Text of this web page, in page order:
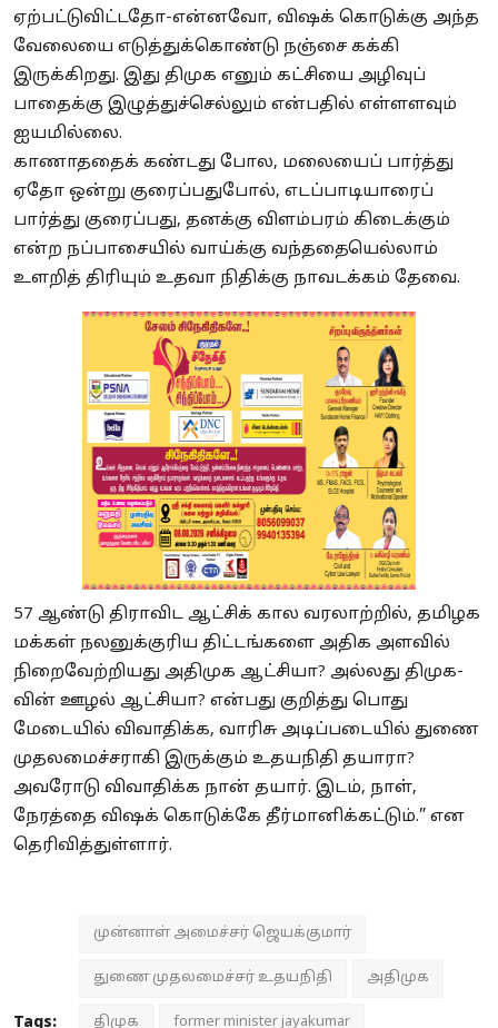
ஏற்பட்டுவிட்டதோ-என்னவோ, விஷக் கொடுக்கு அந்த
வேலையை எடுத்துக்கொண்டு நஞ்சை கக்கி
இருக்கிறது. இது திமுக எனும் கட்சியை அழிவுப்
பாதைக்கு இழுத்துச்செல்லும் என்பதில் எள்ளளவும்
ஐயமில்லை.
காணாததைக் கண்டது போல, மலையைப் பார்த்து
ஏதோ ஒன்று குரைப்பதுபோல், எடப்பாடியாரைப்
பார்த்து குரைப்பது, தனக்கு விளம்பரம் கிடைக்கும்
என்ற நப்பாசையில் வாய்க்கு வந்ததையெல்லாம்
உளறித் திரியும் உதவா நிதிக்கு நாவடக்கம் தேவை.
57 ஆண்டு திராவிட ஆட்சிக் கால வரலாற்றில், தமிழக
மக்கள் நலனுக்குரிய திட்டங்களை அதிக அளவில்
நிறைவேற்றியது அதிமுக ஆட்சியா? அல்லது திமுக-
வின் ஊழல் ஆட்சியா? என்பது குறித்து பொது
மேடையில் விவாதிக்க, வாரிசு அடிப்படையில் துணை
முதலமைச்சராகி இருக்கும் உதயநிதி தயாரா?
அவரோடு விவாதிக்க நான் தயார். இடம், நாள்,
நேரத்தை விஷக் கொடுக்கே தீர்மானிக்கட்டும்.” என
தெரிவித்துள்ளார்.
Tags:
முன்னாள் அமைச்சர் ஜெயக்குமார்
துணை முதலமைச்சர் உதயநிதி அதிமுக
திமுக former minister jayakumar